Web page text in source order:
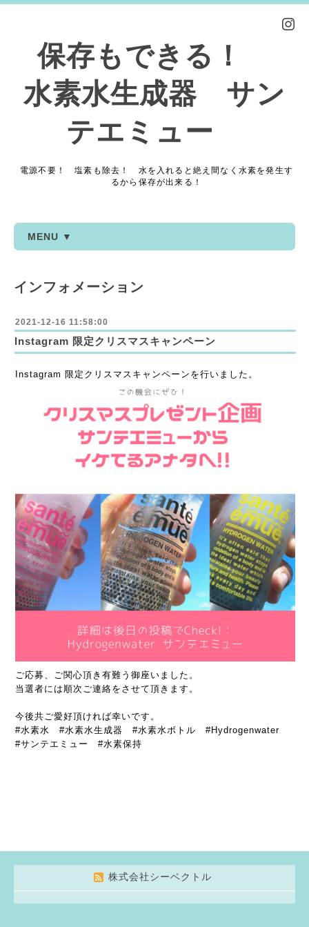
保存もできる！
水素水生成器 サン
テエミュー
電源不要！ 塩素も除去！ 水を入れると絶え間なく水素を発生す
るから保存が出来る！
MENU ▼
インフォメーション
2021-12-16 11:58:00
Instagram 限定クリスマスキャンペーン
Instagram 限定クリスマスキャンペーンを行いました。
ご応募、ご関心頂き有難う御座いました。
当選者には順次ご連絡をさせて頂きます。
今後共ご愛好頂ければ幸いです。
#水素水 #水素水生成器 #水素水ボトル #Hydrogenwater
#サンテエミュー #水素保持
株式会社シーベクトル